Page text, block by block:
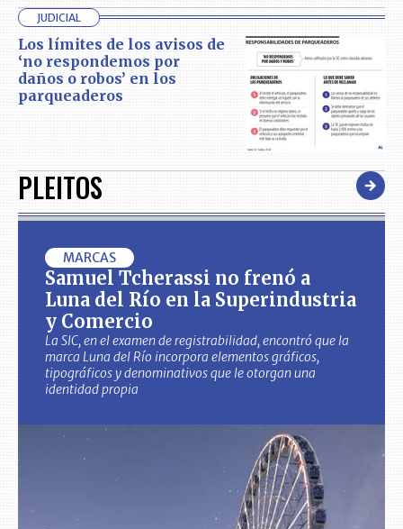
JUDICIAL
Los límites de los avisos de
‘no respondemos por
daños o robos’ en los
parqueaderos
PLEITOS
MARCAS
Samuel Tcherassi no frenó a
Luna del Río en la Superindustria
y Comercio
La SIC, en el examen de registrabilidad, encontró que la
marca Luna del Río incorpora elementos gráficos,
tipográficos y denominativos que le otorgan una
identidad propia